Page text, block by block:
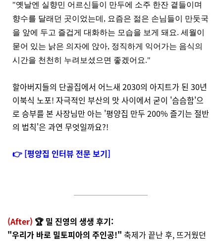
"옛날엔 실향민 어르신들이 만두에 소주 한잔 곁들이며
향수를 달래던 곳이었는데, 요즘은 젊은 손님들이 만둣국
을 앞에 두고 즐겁게 대화하는 모습을 보게 돼요. 세월이
묻어 있는 낡은 의자에 앉아, 정직하게 익어가는 음식의
시간을 천천히 누려보셨으면 좋겠어요."
할아버지들의 단골집에서 어느새 2030의 아지트가 된 30년
이북식 노포! 자극적인 부산의 맛 사이에서 굳이 '슴슴함'으
로 승부를 본 사장님만 아는 '평양집 만두 200% 즐기는 절반
의 법칙'은 과연 무엇일까요?!
👉 [평양집 인터뷰 전문 보기]
(After) 🏆 밀 진영의 생생 후기:
"우리가 바로 밀토피아의 주인공!" 축제가 끝난 후, 뜨거웠던